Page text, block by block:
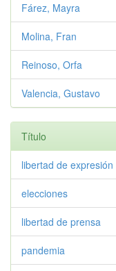
Fárez, Mayra
Molina, Fran
Reinoso, Orfa
Valencia, Gustavo
Título
libertad de expresión
elecciones
libertad de prensa
pandemia